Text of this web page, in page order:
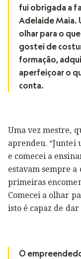
fui obrigada a
Adelaide Maia.
olhar para o
gostei de
formação,
aperfeiçoar o
conta.
Uma vez mestre,
aprendeu. “Juntei
e comecei a
estavam sempre
primeiras
Comecei a olhar
isto é capaz de
O